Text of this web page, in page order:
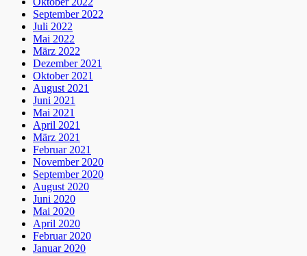
September 2022
Juli 2022
Mai 2022
März 2022
Dezember 2021
Oktober 2021
August 2021
Juni 2021
Mai 2021
April 2021
März 2021
Februar 2021
November 2020
September 2020
August 2020
Juni 2020
Mai 2020
April 2020
Februar 2020
Januar 2020